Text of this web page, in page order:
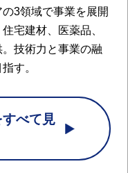
3領域で事業を展開
宅建材、医薬品、
技術力と事業の融
す。
べて見